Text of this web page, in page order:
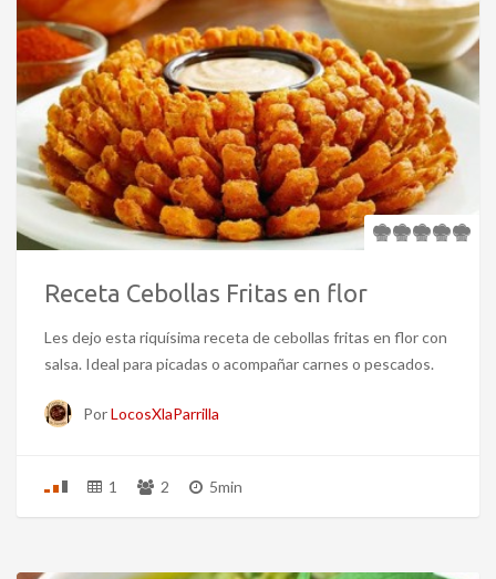
Receta Cebollas Fritas en flor
Les dejo esta riquísima receta de cebollas fritas en flor con
salsa. Ideal para picadas o acompañar carnes o pescados.
PorLocosXlaParrilla
1 2 5min